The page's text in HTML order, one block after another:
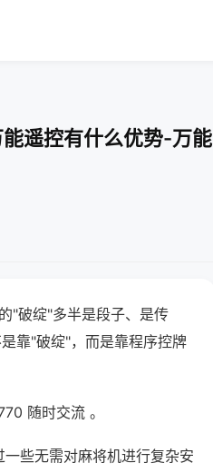
遥控有什么优势-万能
"破绽"多半是段子、是传
靠"破绽"，而是靠程序控牌
随时交流 。
些无需对麻将机进行复杂安